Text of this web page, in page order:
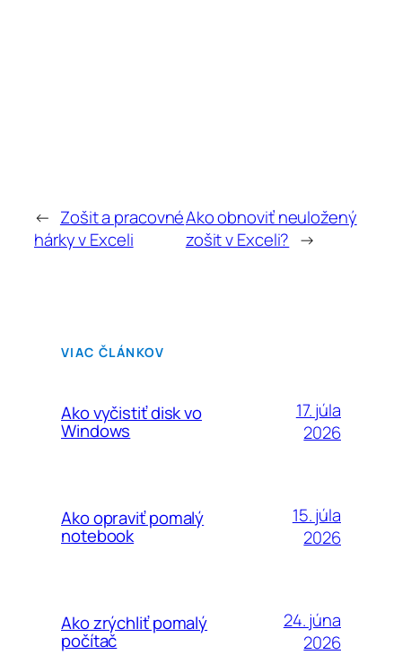
← Zošit a pracovné
hárky v Exceli
Ako obnoviť neuložený
zošit v Exceli? →
VIAC ČLÁNKOV
Ako vyčistiť disk vo
Windows
17. júla
2026
Ako opraviť pomalý
notebook
15. júla
2026
Ako zrýchliť pomalý
počítač
24. júna
2026